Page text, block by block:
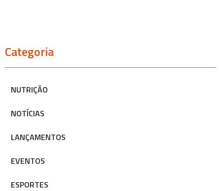
Categoria
NUTRIÇÃO
NOTÍCIAS
LANÇAMENTOS
EVENTOS
ESPORTES